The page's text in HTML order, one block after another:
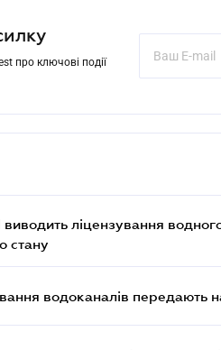
про ключові події
ліцензування
стану
водоканалів передають